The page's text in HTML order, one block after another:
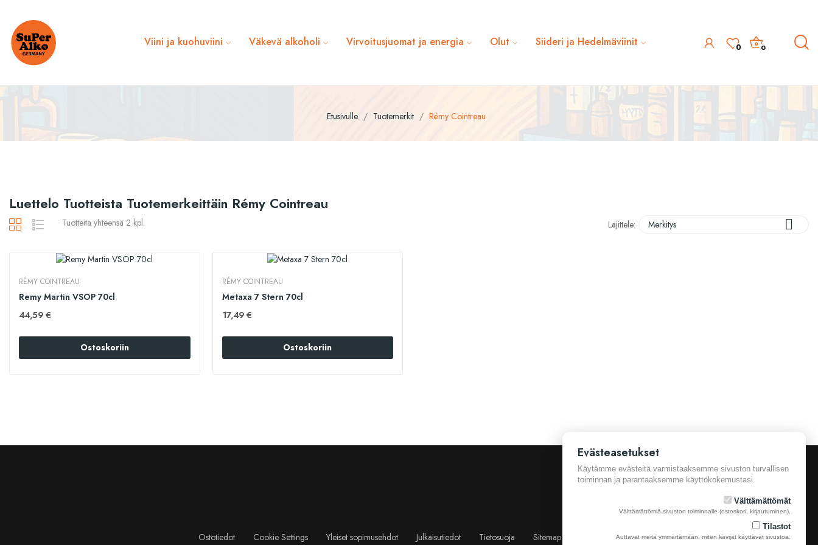
Viini ja kuohuviini Väkevä alkoholi Virvoitusjuomat ja energia Olut Siideri ja Hedelmäviinit 0 0
Etusivulle Tuotemerkit Rémy Cointreau
Luettelo Tuotteista Tuotemerkeittäin Rémy Cointreau
Tuotteita yhteensä 2 kpl. Lajittele: Merkitys 
RÉMY COINTREAU
Remy Martin VSOP 70cl
44,59 €
Ostoskoriin
RÉMY COINTREAU
Metaxa 7 Stern 70cl
17,49 €
Ostoskoriin
Ostotiedot Cookie Settings Yleiset sopimusehdot Julkaisutiedot Tietosuoja Sitemap Yhteystiedot
Evästeasetukset
Käytämme evästeitä varmistaaksemme sivuston turvallisen
toiminnan ja parantaaksemme käyttökokemustasi.
Välttämättömät
Välttämättömiä sivuston toiminnalle (ostoskori, kirjautuminen).
Tilastot
Auttavat meitä ymmärtämään, miten kävijät käyttävät sivustoa.